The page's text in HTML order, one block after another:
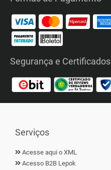
Segurança e Certificados
Serviços
Acesse aqui o XML
Acesso B2B Lepok